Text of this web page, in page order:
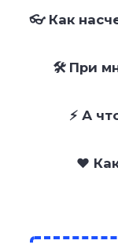
👓 Как
🛠 При
⚡ А
❤️